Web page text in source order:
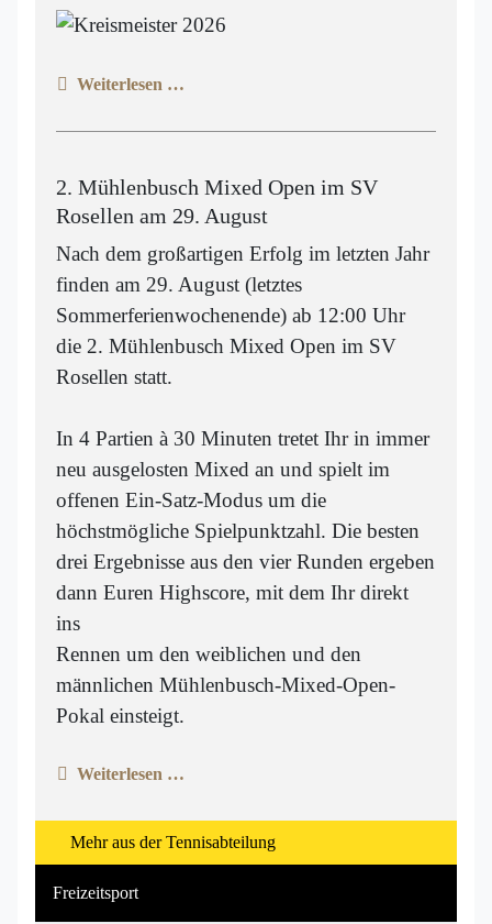
Weiterlesen …
2. Mühlenbusch Mixed Open im SV
Rosellen am 29. August
Nach dem großartigen Erfolg im letzten Jahr
finden am 29. August (letztes
Sommerferienwochenende) ab 12:00 Uhr
die 2. Mühlenbusch Mixed Open im SV
Rosellen statt.
In 4 Partien à 30 Minuten tretet Ihr in immer
neu ausgelosten Mixed an und spielt im
offenen Ein-Satz-Modus um die
höchstmögliche Spielpunktzahl. Die besten
drei Ergebnisse aus den vier Runden ergeben
dann Euren Highscore, mit dem Ihr direkt
ins
Rennen um den weiblichen und den
männlichen Mühlenbusch-Mixed-Open-
Pokal einsteigt.
Weiterlesen …
Mehr aus der Tennisabteilung
Freizeitsport